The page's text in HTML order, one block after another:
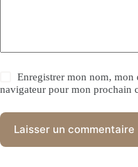
Enregistrer mon nom, mon
navigateur pour mon prochain
Laisser un commentaire